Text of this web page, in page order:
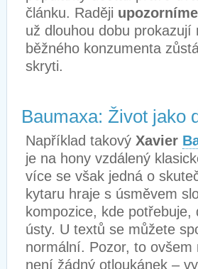
článku. Raději
už dlouhou dobu
běžného konzumenta
skryti.
Baumaxa: Život jako
Například takový Xavier
je na hony vzdálený
více se však jedná o
kytaru hraje s úsměvem
kompozice, kde
ústy. U textů se můžete
normální. Pozor, to
není žádný otloukánek –